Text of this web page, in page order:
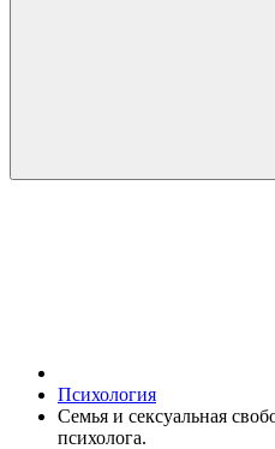
Психология
Семья и сексуальная
психолога.